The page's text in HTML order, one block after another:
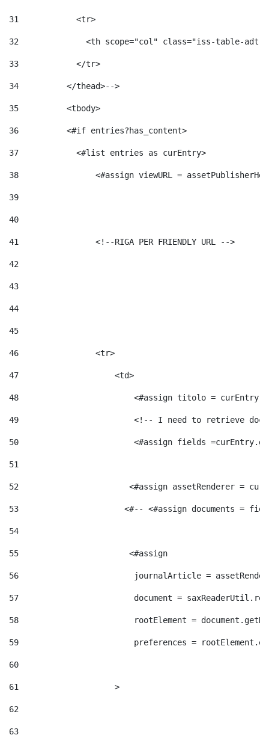
31
            <tr>
32
<th scope="col" class="iss-table-
33
            </tr>
34
          </thead>-->
35
          <tbody>
36
          <#if entries?has_content>
37
            <#list entries as curEntry>
38
<#assign viewURL =
39
40
41
                <!--RIGA PER FRIENDLY URL -->
42
43
44
45
46
                <tr>
47
                    <td>
48
<#assign titolo =
49
<!-- I need to retrieve
50
<#assign fields
51
52
<#assign assetRenderer =
53
<#-- <#assign documents =
54
55
                       <#assign
56
journalArticle =
57
document =
58
rootElement =
59
preferences =
60
61
                    >
62
63